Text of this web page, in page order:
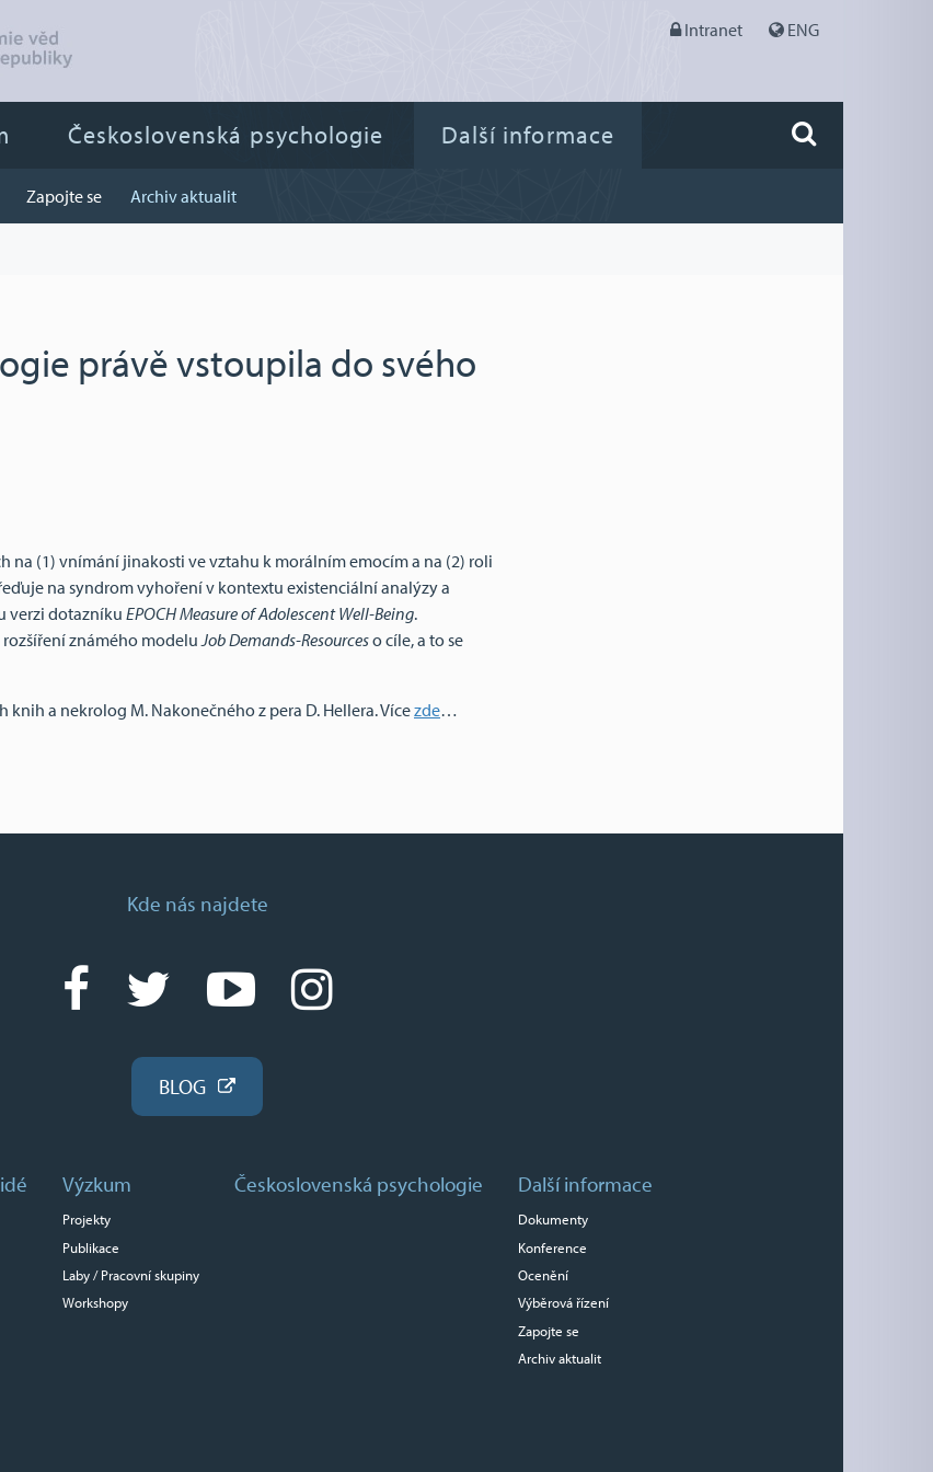
Československá psychologie Další informace
Intranet ENG
Zapojte se Archiv aktualit
právě vstoupila do svého
na (1) vnímání jinakosti ve vztahu k morálním emocím a na (2) roli
na syndrom vyhoření v kontextu existenciální analýzy a
verzi dotazníku EPOCH Measure of Adolescent Well-Being.
známého modelu Job Demands-Resourceso cíle, a to se
a nekrolog M. Nakonečného z pera D. Hellera. Vícezde…
Kde nás najdete
BLOG
Výzkum
Projekty
Publikace
Laby / Pracovní skupiny
Workshopy
Československá psychologie Další informace
Dokumenty
Konference
Ocenění
Výběrová řízení
Zapojte se
Archiv aktualit